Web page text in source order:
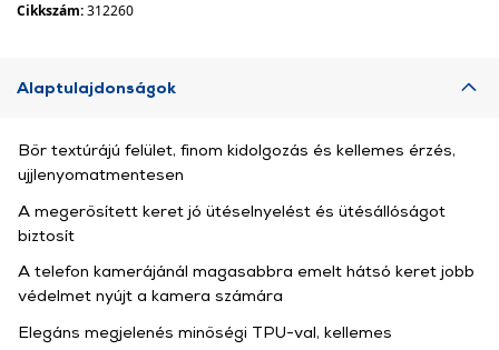
Cikkszám:312260
Alaptulajdonságok
Bőr textúrájú felület, finom kidolgozás és kellemes érzés,
ujjlenyomatmentesen
A megerősített keret jó ütéselnyelést és ütésállóságot
biztosít
A telefon kamerájánál magasabbra emelt hátsó keret jobb
védelmet nyújt a kamera számára
Elegáns megjelenés minőségi TPU-val, kellemes